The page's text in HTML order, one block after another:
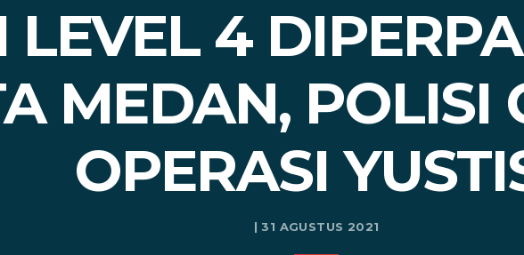
LEVEL 4
MEDAN, POLISI
OPERASI
| 31 AGUSTUS 2021